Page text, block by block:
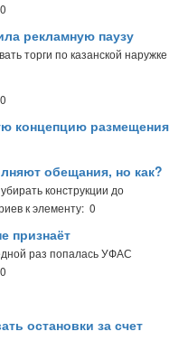
рекламную паузу
торги по казанской наружке
концепцию размещения
обещания, но как?
конструкции до
к элементу: 0
признаёт
раз попалась УФАС
остановки за счет